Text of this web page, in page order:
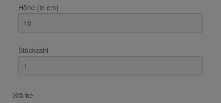
Höhe (in cm)
Stückzahl
Stärke